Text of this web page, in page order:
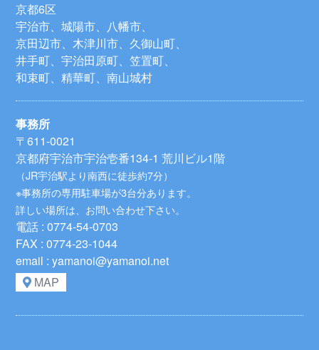
京都6区
宇治市、城陽市、八幡市、
京田辺市、木津川市、久御山町、
井手町、宇治田原町、笠置町、
和束町、精華町、南山城村
事務所
〒611-0021
京都府宇治市宇治壱番134-1 荒川ビル1階
（JR宇治駅より南西に徒歩約7分）
※事務所の専用駐車場が3台分あります。
詳しい場所は、お問い合わせ下さい。
電話 : 0774-54-0703
FAX : 0774-23-1044
email : yamanoi@yamanoi.net
MAP